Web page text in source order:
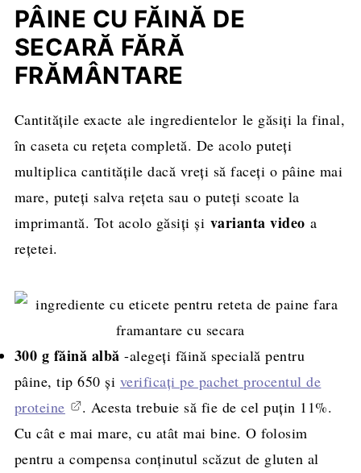
PÂINE CU FĂINĂ DE
SECARĂ FĂRĂ
FRĂMÂNTARE
Cantitățile exacte ale ingredientelor le găsiți la final,
în caseta cu rețeta completă. De acolo puteți
multiplica cantitățile dacă vreți să faceți o pâine mai
mare, puteți salva rețeta sau o puteți scoate la
imprimantă. Tot acolo găsiți și varianta video a
rețetei.
300 g făină albă -alegeți făină specială pentru
pâine, tip 650 și verificați pe pachet procentul de
proteine
. Acesta trebuie să fie de cel puțin 11%.
Cu cât e mai mare, cu atât mai bine. O folosim
pentru a compensa conținutul scăzut de gluten al